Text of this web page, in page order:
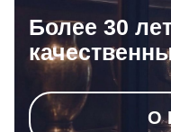
Более 30
О